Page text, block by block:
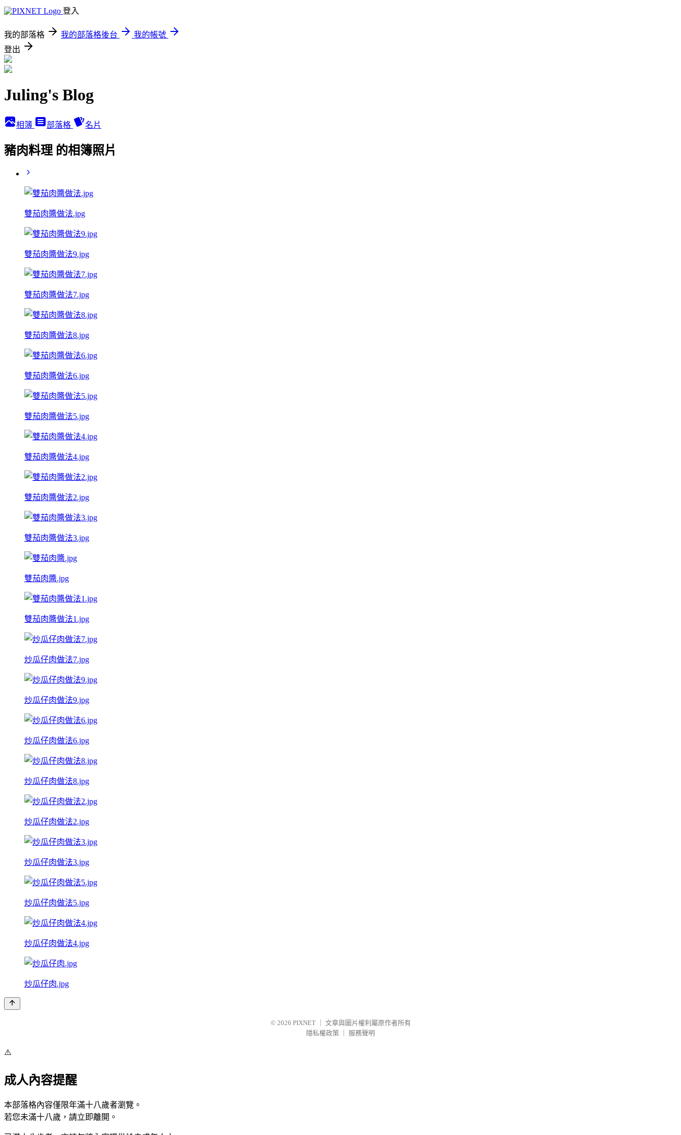
登入
我的部落格 我的部落格後台
我的帳號
登出
Juling's Blog
相簿 部落格 名片
豬肉料理 的相簿照片
雙茄肉醬做法.jpg
雙茄肉醬做法9.jpg
雙茄肉醬做法7.jpg
雙茄肉醬做法8.jpg
雙茄肉醬做法6.jpg
雙茄肉醬做法5.jpg
雙茄肉醬做法4.jpg
雙茄肉醬做法2.jpg
雙茄肉醬做法3.jpg
雙茄肉醬.jpg
雙茄肉醬做法1.jpg
炒瓜仔肉做法7.jpg
炒瓜仔肉做法9.jpg
炒瓜仔肉做法6.jpg
炒瓜仔肉做法8.jpg
炒瓜仔肉做法2.jpg
炒瓜仔肉做法3.jpg
炒瓜仔肉做法5.jpg
炒瓜仔肉做法4.jpg
炒瓜仔肉.jpg
© 2026 PIXNET
文章與圖片權利屬原作者所有
隱私權政策
服務聲明
⚠️
成人內容提醒
本部落格內容僅限年滿十八歲者瀏覽。
若您未滿十八歲，請立即離開。